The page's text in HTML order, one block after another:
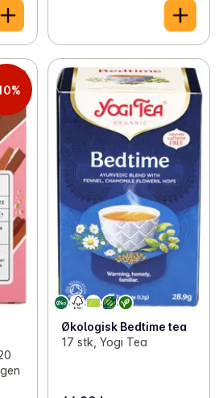
Økologisk Bedtime tea
17 stk, Yogi Tea